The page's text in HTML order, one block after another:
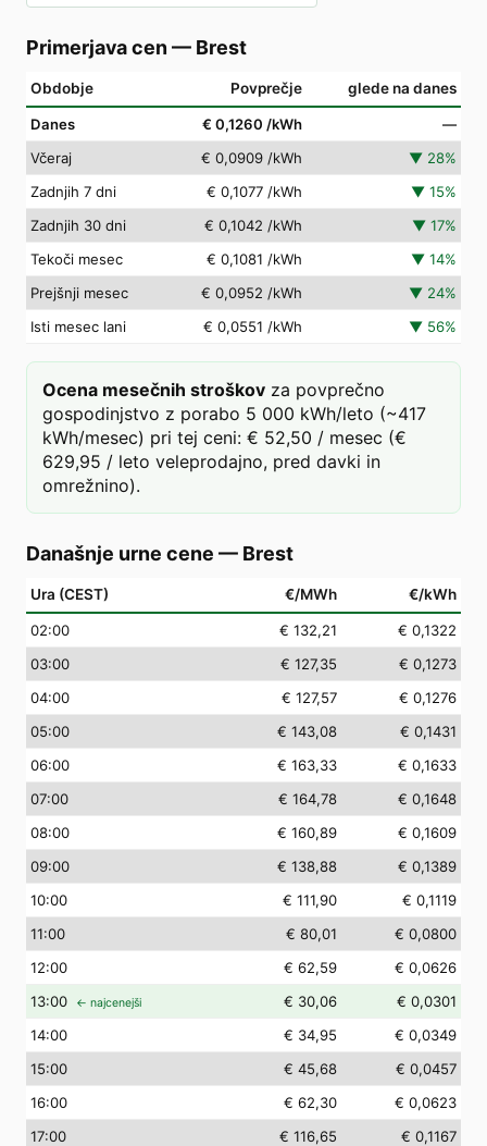
Primerjava cen — Brest
Obdobje Povprečje glede na danes
Danes € 0,1260 /kWh
—
Včeraj
€ 0,0909 /kWh ▼ 28%
Zadnjih 7 dni
€ 0,1077 /kWh ▼ 15%
Zadnjih 30 dni
€ 0,1042 /kWh ▼ 17%
Tekoči mesec
€ 0,1081 /kWh ▼ 14%
Prejšnji mesec
€ 0,0952 /kWh ▼ 24%
Isti mesec lani
€ 0,0551 /kWh ▼ 56%
Ocena mesečnih stroškov za povprečno
gospodinjstvo z porabo 5 000 kWh/leto (~417
kWh/mesec) pri tej ceni: € 52,50 / mesec (€
629,95 / leto veleprodajno, pred davki in
omrežnino).
Današnje urne cene — Brest
Ura (CEST) €/MWh €/kWh
02:00 € 132,21
€ 0,1322
03:00 € 127,35
€ 0,1273
04:00 € 127,57
€ 0,1276
05:00 € 143,08
€ 0,1431
06:00 € 163,33
€ 0,1633
07:00 € 164,78
€ 0,1648
08:00 € 160,89
€ 0,1609
09:00 € 138,88
€ 0,1389
10:00 € 111,90
€ 0,1119
11:00 € 80,01
€ 0,0800
12:00 € 62,59
€ 0,0626
13:00 ← najcenejši € 30,06
€ 0,0301
14:00 € 34,95
€ 0,0349
15:00 € 45,68
€ 0,0457
16:00 € 62,30
€ 0,0623
17:00 € 116,65
€ 0,1167